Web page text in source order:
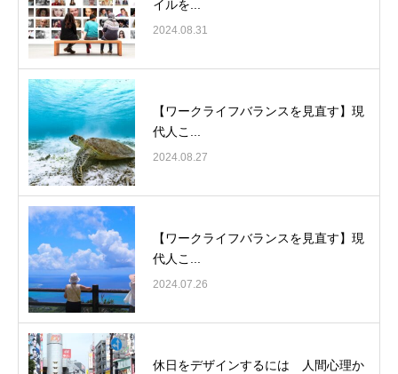
イルを...
2024.08.31
【ワークライフバランスを見直す】現
代人こ...
2024.08.27
【ワークライフバランスを見直す】現
代人こ...
2024.07.26
休日をデザインするには 人間心理か